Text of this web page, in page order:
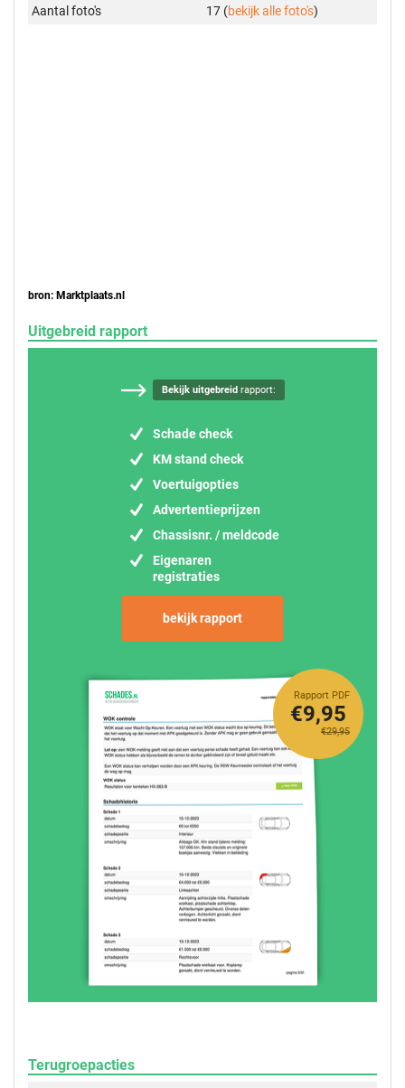
Aantal foto's 17 (bekijk alle foto's)
bron: Marktplaats.nl
Uitgebreid rapport
Bekijk uitgebreidrapport:
Schade check
KM stand check
Voertuigopties
Advertentieprijzen
Chassisnr. / meldcode
Eigenaren
registraties
bekijk rapport
Rapport PDF
€29,95
€9,95
Terugroepacties